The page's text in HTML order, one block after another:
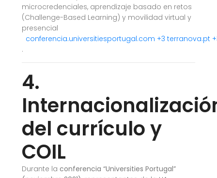
microcredenciales, aprendizaje basado en retos
(Challenge-Based Learning) y movilidad virtual y
presencial
conferencia.universitiesportugal.com +3 terranova.pt
.
4.
del currículo y
COIL
Durante la conferencia “Universities Portugal”